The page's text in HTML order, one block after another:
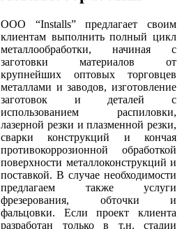
ООО “Installs” предлагает своим
клиентам выполнить полный цикл
металлообработки, начиная с
заготовки материалов от
крупнейших оптовых торговцев
металлами и заводов, изготовление
заготовок и деталей с
использованием распиловки,
лазерной резки и плазменной резки,
сварки конструкций и кончая
противокоррозионной обработкой
поверхности металлоконструкций и
поставкой. В случае необходимости
предлагаем также услуги
фрезерования, обточки и
фальцовки. Если проект клиента
разработан только в т.н. стадии